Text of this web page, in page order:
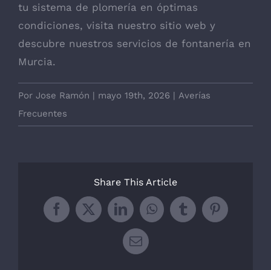
tu sistema de plomería en óptimas
condiciones, visita nuestro sitio web y
descubre nuestros servicios de fontanería en
Murcia.
Por Jose Ramón | mayo 19th, 2026 | Averías
Frecuentes
Share This Article
Facebook
X LinkedInWhatsApp
TumblrPinterest
Correo